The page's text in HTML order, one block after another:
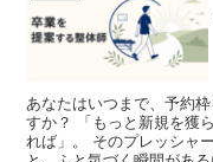
あなたはいつまで、予約
すか？ 「もっと新規を獲
れば」。 そのプレッシャ